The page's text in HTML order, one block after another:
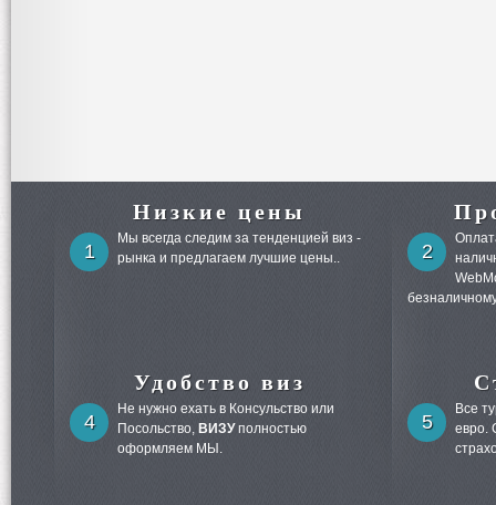
Низкие цены
1
Мы всегда следим за тенденцией виз -
рынка и предлагаем лучшие цены..
2
Удобство виз
4
Не нужно ехать в Консульство или
Посольство, ВИЗУполностью
оформляем МЫ.
5
Все
евро.